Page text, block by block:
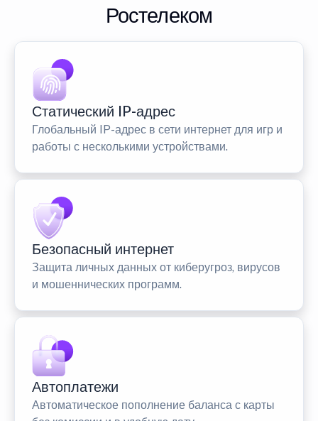
Ростелеком
Статический IP-адрес
Глобальный IP-адрес в сети интернет для игр и
работы с несколькими устройствами.
Безопасный интернет
Защита личных данных от киберугроз, вирусов
и мошеннических программ.
Автоплатежи
Автоматическое пополнение баланса с карты